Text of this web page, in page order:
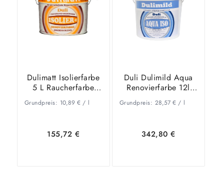
Dulimatt Isolierfarbe
5 L Raucherfarbe
Nikotinfarben
Grundpreis: 10,89 €/ l
155,72 €
Duli Dulimild Aqua
Renovierfarbe 12l
weiss -Raucherfarbe
– Nikotinfarben
Grundpreis: 28,57 €/ l
342,80€